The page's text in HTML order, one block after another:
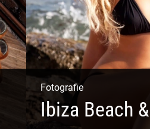
Fotografie
Ibiza Beach